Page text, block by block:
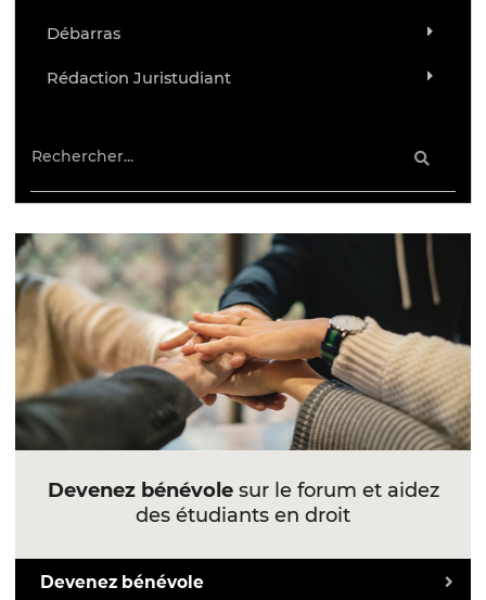
Débarras
Rédaction Juristudiant
Devenez bénévolesur le forum et aidez
des étudiants en droit
Devenez bénévole